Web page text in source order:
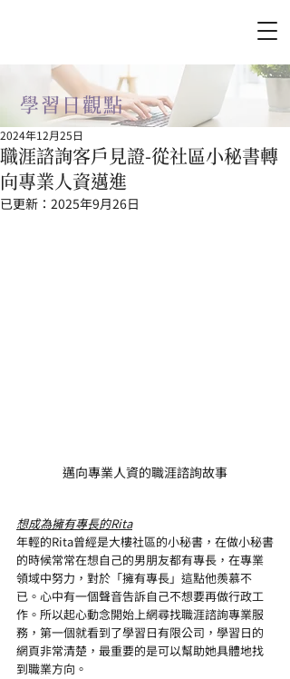
學習日​觀點
職涯諮詢客戶見證-從社區小秘書轉
向專業人資邁進
2024年12月25日
已更新： 2025年9月26日
邁向專業人資的職涯諮詢故事
想成為擁有專長的Rita
年輕的Rita曾經是大樓社區的小秘書，在做小秘書
的時候常常在想自己的男朋友都有專長，在專業
領域中努力，對於「擁有專長」這點他羨慕不
已。心中有一個聲音告訴自己不想要再做行政工
作。所以起心動念開始上網尋找職涯諮詢專業服
務，第一個就看到了學習日有限公司，學習日的
網頁非常清楚，最重要的是可以幫助她具體地找
到職業方向。